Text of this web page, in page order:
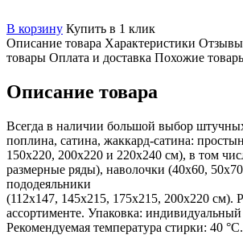
В корзину Купить в 1 клик
Описание товара Характеристики Отзывы
товары Оплата и доставка Похожие
Описание товара
Всегда в наличии большой выбор
поплина, сатина, жаккард-сатина:
150х220, 200х220 и 220х240 см), в том
размерные ряды), наволочки (40х60,
пододеяльники
(112х147, 145х215, 175х215, 200х220 см).
ассортименте. Упаковка:
Рекомендуемая температура стирки: 40 °С.